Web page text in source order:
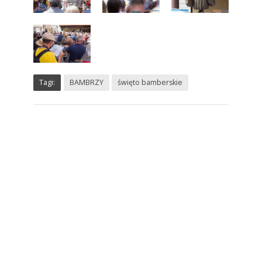
Tagi: BAMBRZY święto bamberskie